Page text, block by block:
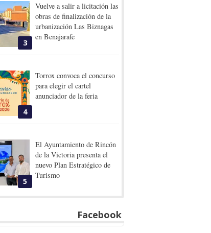
3
Vuelve a salir a licitación las
obras de finalización de la
urbanización Las Biznagas
en Benajarafe
4
Torrox convoca el concurso
para elegir el cartel
anunciador de la feria
5
El Ayuntamiento de Rincón
de la Victoria presenta el
nuevo Plan Estratégico de
Turismo
Facebook